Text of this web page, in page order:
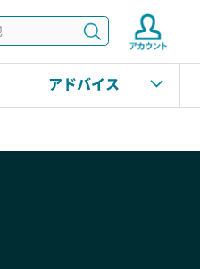
検索
アドバイス